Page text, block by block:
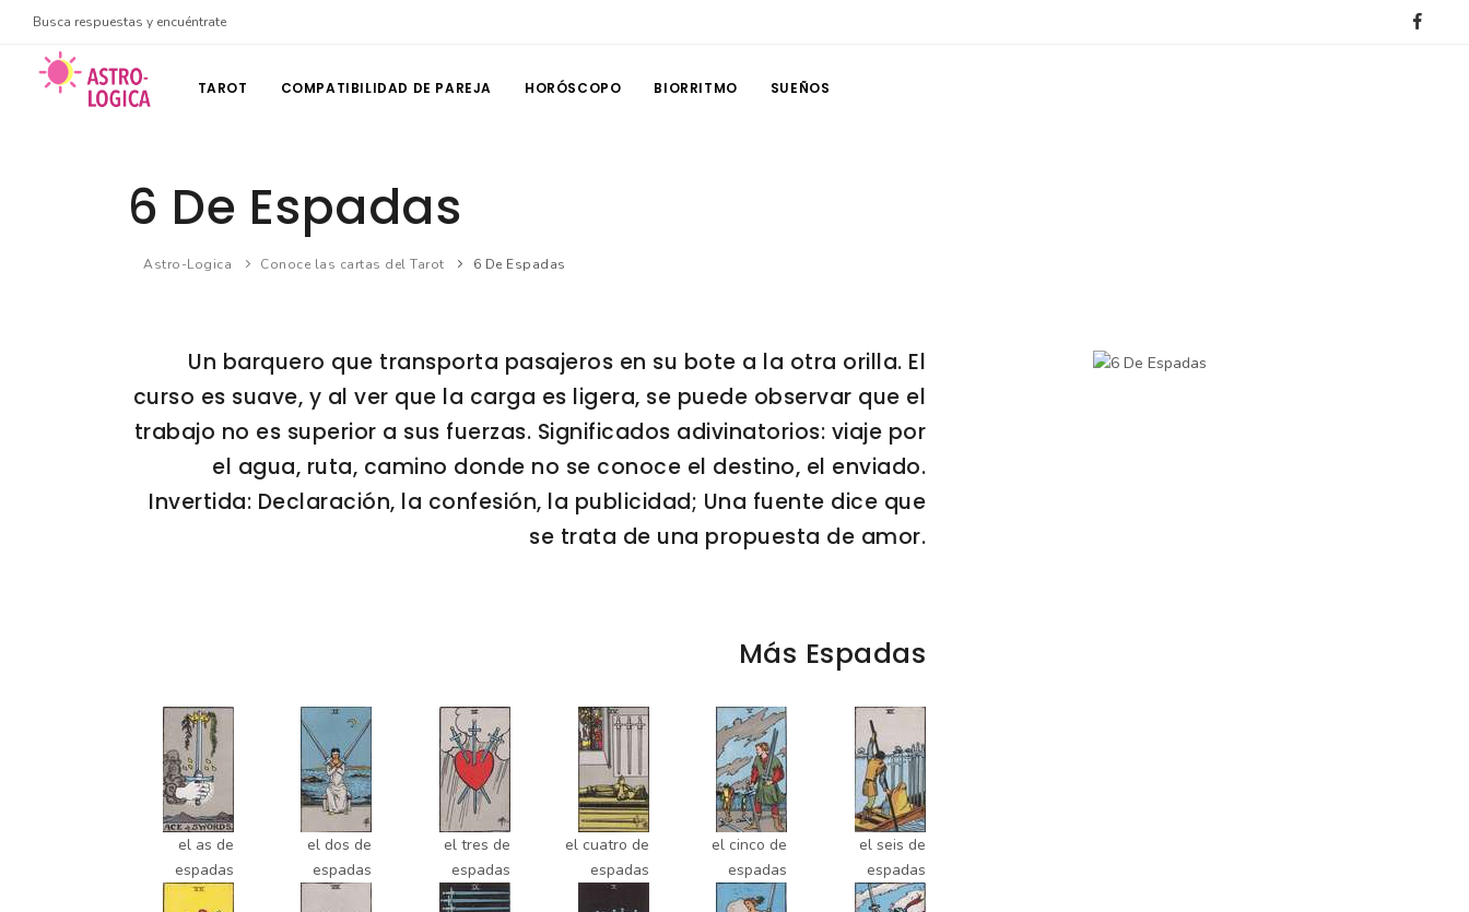
Busca respuestas y encuéntrate
TAROT COMPATIBILIDAD DE PAREJA HORÓSCOPO BIORRITMO SUEÑOS
6 De Espadas
Astro-Logica Conoce las cartas del Tarot 6 De Espadas
Un barquero que transporta pasajeros en su bote a la otra orilla. El
curso es suave, y al ver que la carga es ligera, se puede observar que el
trabajo no es superior a sus fuerzas. Significados adivinatorios: viaje por
el agua, ruta, camino donde no se conoce el destino, el enviado.
Invertida: Declaración, la confesión, la publicidad; Una fuente dice que
se trata de una propuesta de amor.
Más Espadas
el as de
espadas
el dos de
espadas
el tres de
espadas
el cuatro de
espadas
el cinco de
espadas
el seis de
espadas